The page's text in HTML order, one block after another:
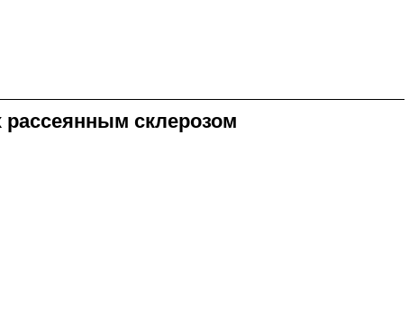
склерозом